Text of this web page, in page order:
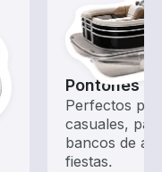
Pontones
Perfectos
casuales,
bancos de
fiestas.